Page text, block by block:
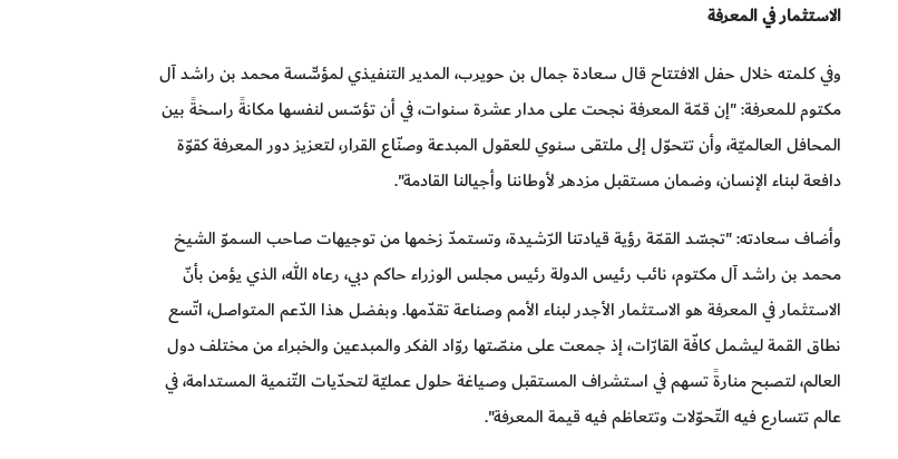
الاستثمار في المعرفة
وفي كلمته خلال حفل الافتتاح قال سعادة جمال بن حويرب، المدير التنفيذي لمؤسّّسة محمد بن راشد آل
مكتوم للمعرفة: "إن قمّة المعرفة نجحت على مدار عشرة سنوات، في أن تؤسّس لنفسها مكانةً راسخةً بين
المحافل العالميّة، وأن تتحوّل إلى ملتقى سنوي للعقول المبدعة وصنّاع القرار، لتعزيز دور المعرفة كقوّة
دافعة لبناء الإنسان، وضمان مستقبل مزدهر لأوطاننا وأجيالنا القادمة".
وأضاف سعادته: "تجسّد القمّة رؤية قيادتنا الرّشيدة، وتستمدّ زخمها من توجيهات صاحب السموّ الشيخ
محمد بن راشد آل مكتوم، نائب رئيس الدولة رئيس مجلس الوزراء حاكم دبي، رعاه الله، الذي يؤمن بأنّ
الاستثمار في المعرفة هو الاستثمار الأجدر لبناء الأمم وصناعة تقدّمها. وبفضل هذا الدّعم المتواصل، اتّسع
نطاق القمة ليشمل كافّة القارّات، إذ جمعت على منصّتها روّاد الفكر والمبدعين والخبراء من مختلف دول
العالم، لتصبح منارةً تسهم في استشراف المستقبل وصياغة حلول عمليّة لتحدّيات التّنمية المستدامة، في
عالم تتسارع فيه التّحوّلات وتتعاظم فيه قيمة المعرفة".